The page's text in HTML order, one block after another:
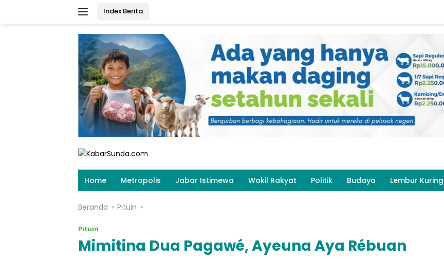
Index Berita
Home Metropolis Jabar Istimewa Wakil Rakyat Politik Budaya Lembur Kuring
Beranda Pituin
Pituin
Mimitina Dua Pagawé, Ayeuna Aya Rébuan